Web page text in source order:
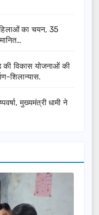
का चयन, 35
की विकास योजनाओं की
शिलान्यास.
मुख्यमंत्री धामी ने